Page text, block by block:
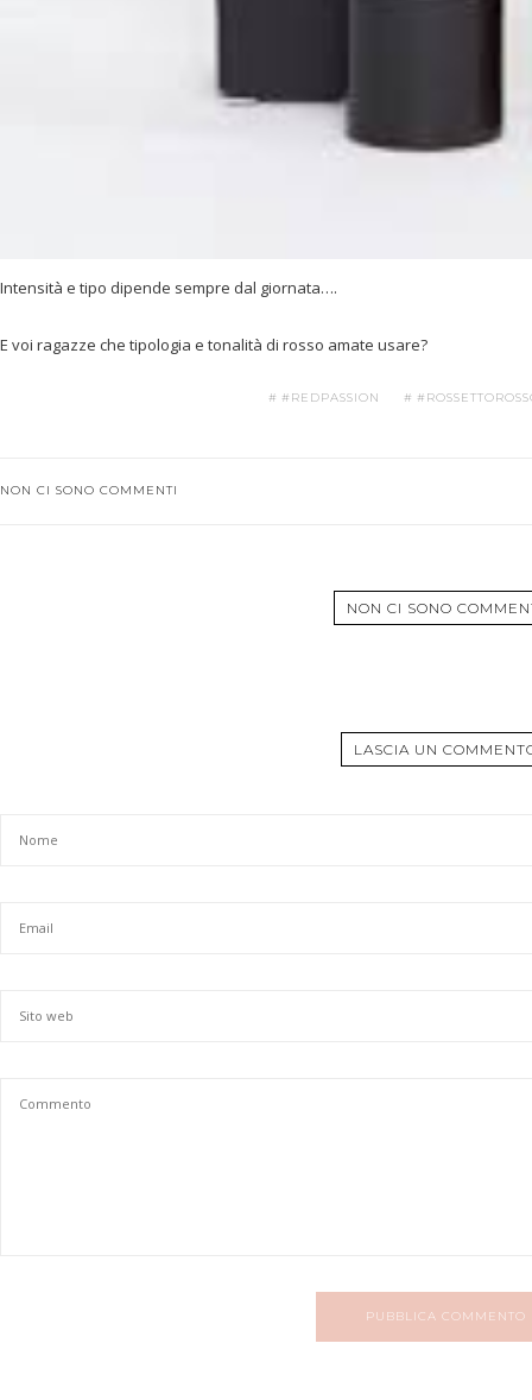
Intensità e tipo dipende sempre dal giornata….
E voi ragazze che tipologia e tonalità di rosso amate usare?
#REDPASSION
NON CI SONO COMMENTI
NON CI SONO
LASCIA UN
PUBBLICA COMMENTO